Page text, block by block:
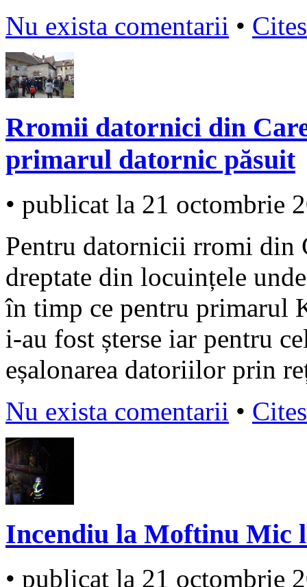
Nu exista comentarii •
Rromii datornici din
primarul datornic păsuit
• publicat la 21 octombrie
Pentru datornicii rromi din
dreptate din locuințele
în timp ce pentru primarul
i-au fost șterse iar pentru
eșalonarea datoriilor prin
Nu exista comentarii •
Incendiu la Moftinu Mic
• publicat la 21 octombrie